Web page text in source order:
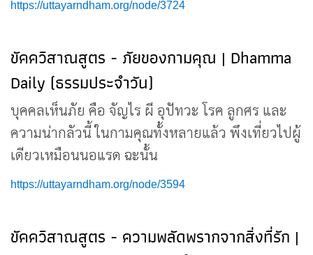
https://uttayarndham.org/node/3724
ขัคควิสาณสูตร - ภัยของกามคุณ | Dhamma
Daily (ธรรมประจำวัน)
บุคคลเห็นภัย คือ จัญไร ผี อุปัทวะ โรค ลูกศร และ
ความน่ากลัวนี้ ในกามคุณทั้งหลายแล้ว พึงเที่ยวไปผู้
เดียวเหมือนนอแรด ฉะนั้น
https://uttayarndham.org/node/3594
ขัคควิสาณสูตร - ความพลัดพรากจากสิ่งที่รัก |